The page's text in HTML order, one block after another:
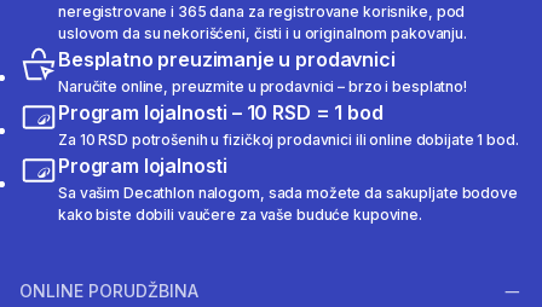
neregistrovane i 365 dana za registrovane korisnike, pod
uslovom da su nekorišćeni, čisti i u originalnom pakovanju.
Besplatno preuzimanje u prodavnici
Naručite online, preuzmite u prodavnici – brzo i besplatno!
Program lojalnosti – 10 RSD = 1 bod
Za 10 RSD potrošenih u fizičkoj prodavnici ili online dobijate 1 bod.
Program lojalnosti
Sa vašim Decathlon nalogom, sada možete da sakupljate bodove
kako biste dobili vaučere za vaše buduće kupovine.
ONLINE PORUDŽBINA